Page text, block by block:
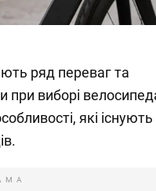
ряд переваг та
при виборі
які існують